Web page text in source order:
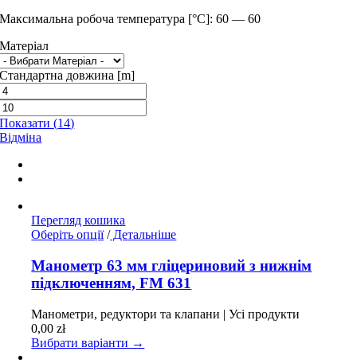
Максимальна робоча температура [°C]: 60 — 60
Матеріал
Стандартна довжина [m]
Показати(14)
Відміна
Перегляд кошика
Оберіть опції Цей
має
кілька
варіантів.
можна
на
/Детальніше
Манометр 63 мм гліцериновий з нижнім
підключенням, FM 631
Манометри, редуктори та клапани | Усі продукти
0,00zł
Вибрати варіанти →